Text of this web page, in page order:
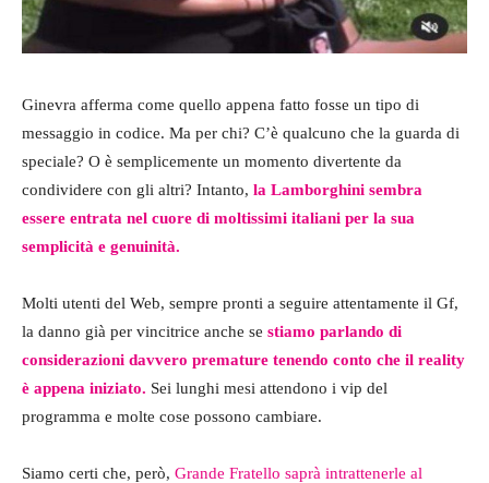
Ginevra afferma come quello appena fatto fosse un tipo di
messaggio in codice. Ma per chi? C’è qualcuno che la guarda di
speciale? O è semplicemente un momento divertente da
condividere con gli altri? Intanto, la Lamborghini sembra
essere entrata nel cuore di moltissimi italiani per la sua
semplicità e genuinità.
Molti utenti del Web, sempre pronti a seguire attentamente il Gf,
la danno già per vincitrice anche se stiamo parlando di
considerazioni davvero premature tenendo conto che il reality
è appena iniziato. Sei lunghi mesi attendono i vip del
programma e molte cose possono cambiare.
Siamo certi che, però, Grande Fratello saprà intrattenerle al